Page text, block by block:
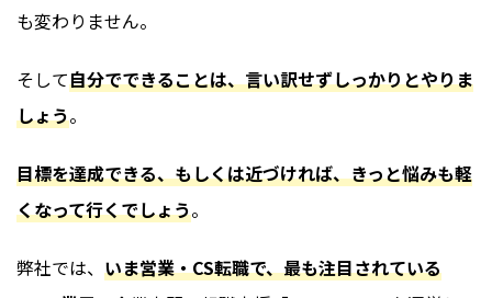
も変わりません。
そして自分でできることは、言い訳せずしっかりとやりま
しょう。
目標を達成できる、もしくは近づければ、きっと悩みも軽
くなって行くでしょう。
弊社では、 いま営業・CS転職で、最も注目されている